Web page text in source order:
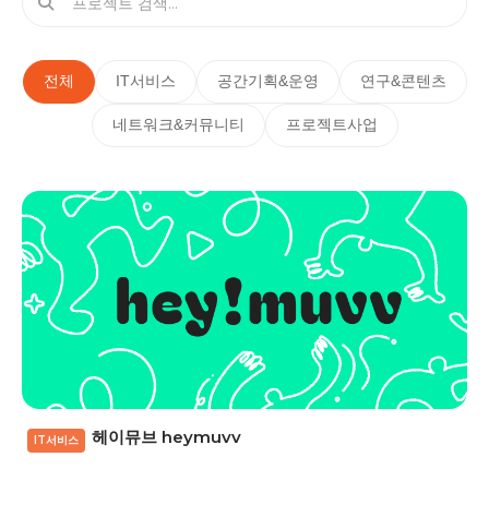
전체 IT서비스 공간기획&운영 연구&콘텐츠
네트워크&커뮤니티 프로젝트사업
IT서비스 헤이뮤브 heymuvv